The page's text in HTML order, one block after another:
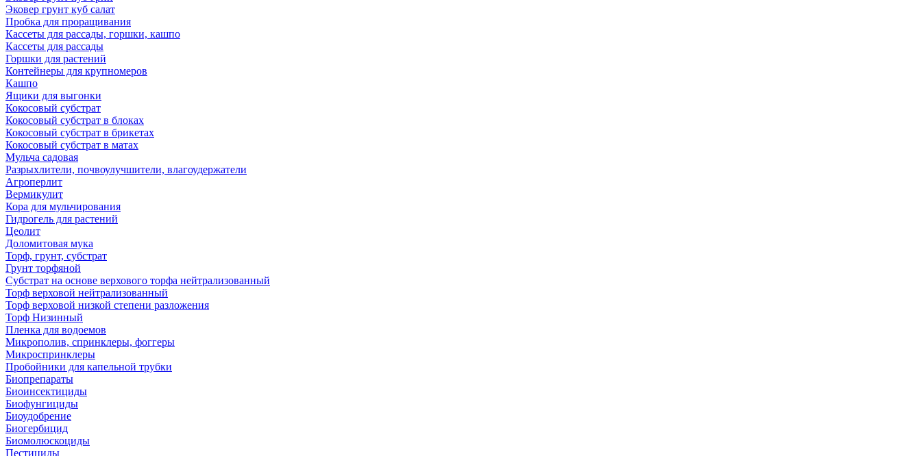
Эковер грунт куб салат
Пробка для проращивания
Кассеты для рассады, горшки, кашпо
Кассеты для рассады
Горшки для растений
Контейнеры для крупномеров
Кашпо
Ящики для выгонки
Кокосовый субстрат
Кокосовый субстрат в блоках
Кокосовый субстрат в брикетах
Кокосовый субстрат в матах
Мульча садовая
Разрыхлители, почвоулучшители, влагоудержатели
Агроперлит
Вермикулит
Кора для мульчирования
Гидрогель для растений
Цеолит
Доломитовая мука
Торф, грунт, субстрат
Грунт торфяной
Субстрат на основе верхового торфа нейтрализованный
Торф верховой нейтрализованный
Торф верховой низкой степени разложения
Торф Низинный
Пленка для водоемов
Микрополив, спринклеры, фоггеры
Микроспринклеры
Пробойники для капельной трубки
Биопрепараты
Биоинсектициды
Биофунгициды
Биоудобрение
Биогербицид
Биомолюскоциды
Пестициды